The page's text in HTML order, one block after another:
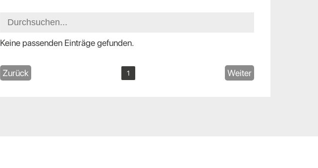
Keine passenden Einträge gefunden.
Zurück 1 Weiter